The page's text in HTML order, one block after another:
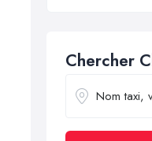
Chercher